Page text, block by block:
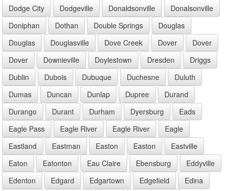
Dodge City
Dodgeville Donaldsonville
Donalsonville
Doniphan
Dothan Double Springs
Douglas
Douglas
Douglasville Dove Creek Dover
Dover
Dover
Downieville Doylestown Dresden
Driggs
Dublin
Dubois Dubuque Duchesne
Duluth
Dumas
Duncan Dunlap Dupree
Durand
Durango
Durant Durham Dyersburg
Eads
Eagle Pass
Eagle River Eagle River
Eagle
Eastland
Eastman Easton Easton
Eastville
Eaton
Eatonton Eau Claire Ebensburg
Eddyville
Edenton
Edgard Edgartown Edgefield
Edina